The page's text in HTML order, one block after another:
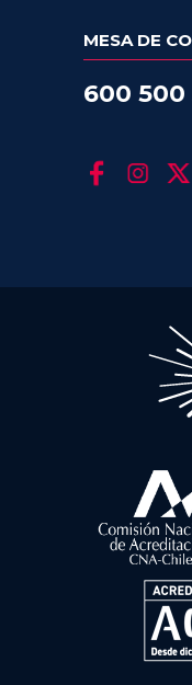
MESA DE
600 500